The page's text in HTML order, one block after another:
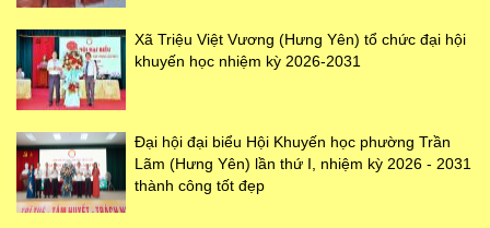
Xã Triệu Việt Vương (Hưng Yên) tổ chức đại hội
khuyến học nhiệm kỳ 2026-2031
Đại hội đại biểu Hội Khuyến học phường Trần
Lãm (Hưng Yên) lần thứ I, nhiệm kỳ 2026 - 2031
thành công tốt đẹp